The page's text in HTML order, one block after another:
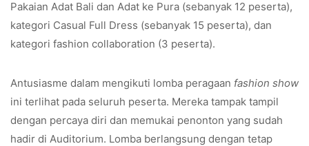
Pakaian Adat Bali dan Adat ke Pura (sebanyak 12 peserta),
kategori Casual Full Dress (sebanyak 15 peserta), dan
kategori fashion collaboration (3 peserta).
Antusiasme dalam mengikuti lomba peragaan fashion show
ini terlihat pada seluruh peserta. Mereka tampak tampil
dengan percaya diri dan memukai penonton yang sudah
hadir di Auditorium. Lomba berlangsung dengan tetap